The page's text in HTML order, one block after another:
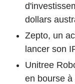
dollars
Zepto, un
lancer son
Unitree
en bourse à